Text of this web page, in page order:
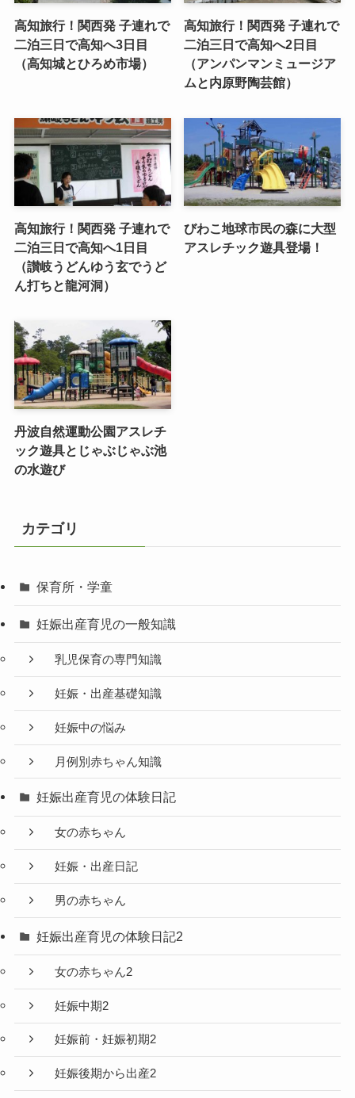
高知旅行！関西発 子連れで
二泊三日で高知へ3日目
（高知城とひろめ市場）
高知旅行！関西発 子連れで
二泊三日で高知へ2日目
（アンパンマンミュージア
ムと内原野陶芸館）
高知旅行！関西発 子連れで
二泊三日で高知へ1日目
（讃岐うどんゆう玄でうど
ん打ちと龍河洞）
びわこ地球市民の森に大型
アスレチック遊具登場！
丹波自然運動公園アスレチ
ック遊具とじゃぶじゃぶ池
の水遊び
カテゴリ
保育所・学童
妊娠出産育児の一般知識
乳児保育の専門知識
妊娠・出産基礎知識
妊娠中の悩み
月例別赤ちゃん知識
妊娠出産育児の体験日記
女の赤ちゃん
妊娠・出産日記
男の赤ちゃん
妊娠出産育児の体験日記2
女の赤ちゃん2
妊娠中期2
妊娠前・妊娠初期2
妊娠後期から出産2